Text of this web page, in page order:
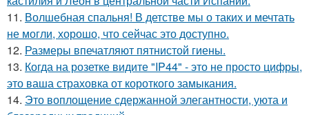
11. Волшебная спальня! В детстве мы о таких и мечтать
не могли, хорошо, что сейчас это доступно.
12. Размеры впечатляют пятнистой гиены.
13. Когда на розетке видите "IP44" - это не просто цифры,
это ваша страховка от короткого замыкания.
14. Это воплощение сдержанной элегантности, уюта и